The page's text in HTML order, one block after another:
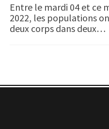
Entre le mardi 04 et ce
2022, les populations
deux corps dans deux…